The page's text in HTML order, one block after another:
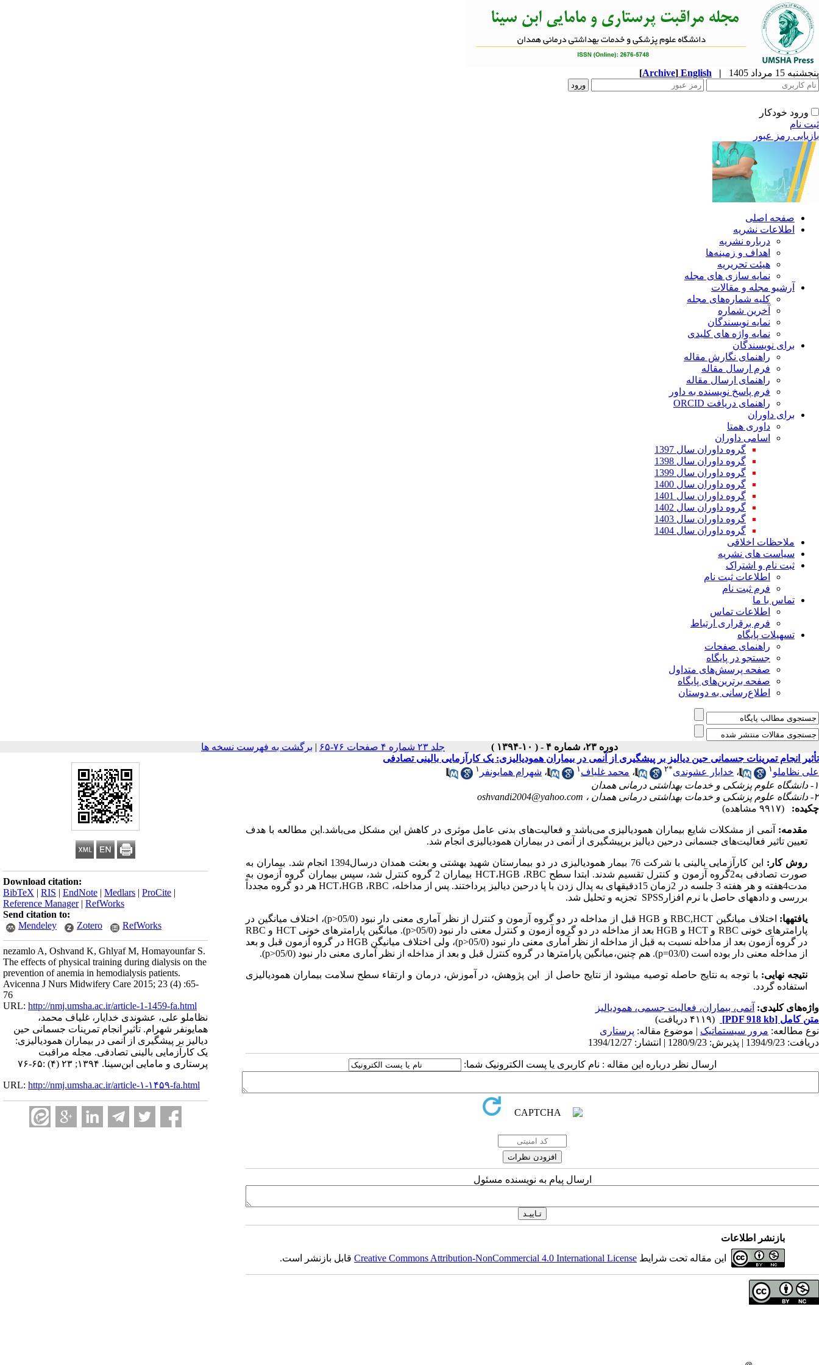
پنجشنبه 15 مرداد 1405 |
English
[Archive]
ورود خودکار
ثبت نام
بازیابی رمز عبور
صفحه اصلی
اطلاعات نشریه
درباره نشریه
اهداف و زمینه‌ها
هیئت تحریریه
نمایه سازی های مجله
آرشیو مجله و مقالات
کلیه شماره‌های مجله
آخرین شماره
نمایه نویسندگان
نمایه واژه های کلیدی
برای نویسندگان
راهنمای نگارش مقاله
فرم ارسال مقاله
راهنمای ارسال مقاله
فرم پاسخ نویسنده به داور
راهنمای دریافت ORCID
برای داوران
داوری همتا
اسامی داوران
گروه داوران سال 1397
گروه داوران سال 1398
گروه داوران سال 1399
گروه داوران سال 1400
گروه داوران سال 1401
گروه داوران سال 1402
گروه داوران سال 1403
گروه داوران سال 1404
ملاحظات اخلاقی
سیاست های نشریه
ثبت نام و اشتراک
اطلاعات ثبت نام
فرم ثبت نام
تماس با ما
اطلاعات تماس
فرم برقراری ارتباط
تسهیلات پایگاه
راهنمای صفحات
جستجو در پایگاه
صفحه پرسش‌های متداول
صفحه برترین‌های پایگاه
اطلاع‌رسانی به دوستان
دوره ۲۳، شماره ۴ - ( ۱۰-۱۳۹۴ ) جلد ۲۳ شماره ۴ صفحات ۷۶-۶۵ | برگشت به فهرست نسخه ها
Download citation:
BibTeX | RIS | EndNote | Medlars | ProCite |
Reference Manager| RefWorks
Send citation to:
Mendeley
Zotero RefWorks
nezamlo A, Oshvand K, Ghlyaf M, Homayounfar S.
The effects of physical training during dialysis on the
prevention of anemia in hemodialysis patients.
Avicenna J Nurs Midwifery Care 2015; 23 (4) :65-
76
URL: http://nmj.umsha.ac.ir/article-1-1459-fa.html
نظاملو علی، عشوندی خدایار، غلیاف محمد،
همایونفر شهرام. تأثیر انجام تمرینات جسمانی حین
دیالیز بر پیشگیری از آنمی در بیماران همودیالیزی:
یک کارآزمایی بالینی تصادفی. مجله مراقبت
پرستاری و مامایی ابن‌سینا. ۱۳۹۴; ۲۳ (۴) :۶۵-۷۶
URL: http://nmj.umsha.ac.ir/article-۱-۱۴۵۹-fa.html
تأثیر انجام تمرینات جسمانی حین دیالیز بر پیشگیری از آنمی در بیماران همودیالیزی: یک کارآزمایی بالینی تصادفی
علی نظاملو ۱ ، خدایار عشوندی*۲ ، محمد غلیاف ۱ ، شهرام همایونفر ۱
۱- دانشگاه علوم پزشکی و خدمات بهداشتی درمانی همدان
۲- دانشگاه علوم پزشکی و خدمات بهداشتی درمانی همدان ،
oshvandi2004@yahoo.com
چکیده:
(۹۹۱۷ مشاهده)
مقدمه: آنمی از مشکلات شایع بیماران همودیالیزی می‌باشد و فعالیت‌های بدنی عامل موثری در کاهش این مشکل می‌باشد.این مطالعه با هدف
تعیین تاثیر فعالیت‌های جسمانی درحین دیالیز برپیشگیری از آنمی در بیماران همودیالیزی انجام شد.
روش کار:
این کارآزمایی بالینی با شرکت 76 بیمار همودیالیزی در دو بیمارستان شهید بهشتی و بعثت همدان درسال1394 انجام شد. بیماران به
صورت تصادفی به2گروه آزمون و کنترل تقسیم شدند. ابتدا سطح
RBC، HGB،HCT
بیماران 2 گروه کنترل شد، سپس بیماران گروه آزمون به
مدت4هفته و هر هفته 3 جلسه در 2زمان 15دقیقه­ای به پدال زدن با پا درحین دیالیز ­پرداختند. پس از مداخله،
RBC، HGB،HCTهر دو گروه مجدداً
بررسی و داده­های حاصل با نرم افزار SPSS تجزیه و تحلیل شد.
یافته­ها: اختلاف میانگین RBC,HCTو HGBقبل از مداخله در دو گروه آزمون و کنترل از نظر آماری معنی دار نبود (05/0 p>)، اختلاف میانگین در
پارامترهای خونی RBC و HCTو HGBبعد از مداخله در دو گروه آزمون و کنترل معنی دار نبود (05/0 p>). میانگین پارامترهای خونیHCT و RBC
در گروه آزمون بعد از مداخله نسبت به قبل از مداخله از نظر آماری معنی دار نبود (05/0
p>)، ولی اختلاف میانیگن HGBدر گروه آزمون قبل و بعد
از مداخله معنی دار بوده است (03/0=
p). هم چنین،میانگین پارامترها در گروه کنترل قبل و بعد از مداخله از نظر آماری معنی دار نبود (05/0 p>
).
نتیجه نهایی: با توجه به نتایج حاصله توصیه می­شود از نتایج حاصل از این پژوهش، در آموزش، درمان و ارتقاء سطح سلامت بیماران همودیالیزی
استفاده گردد.
واژه‌های کلیدی: آنمی، بیماران، فعالیت جسمی، همودیالیز
متن کامل [PDF 918 kb]
(۴۱۱۹ دریافت)
نوع مطالعه: مرور سیستماتیک | موضوع مقاله: پرستاری
دریافت: 1394/9/23 | پذیرش: 1280/9/23 | انتشار: 1394/12/27
ارسال نظر درباره این مقاله : نام کاربری یا پست الکترونیک شما:
ارسال پیام به نویسنده مسئول
بازنشر اطلاعات
این مقاله تحت شرایط Creative Commons Attribution-NonCommercial 4.0 International Licenseقابل بازنشر است.